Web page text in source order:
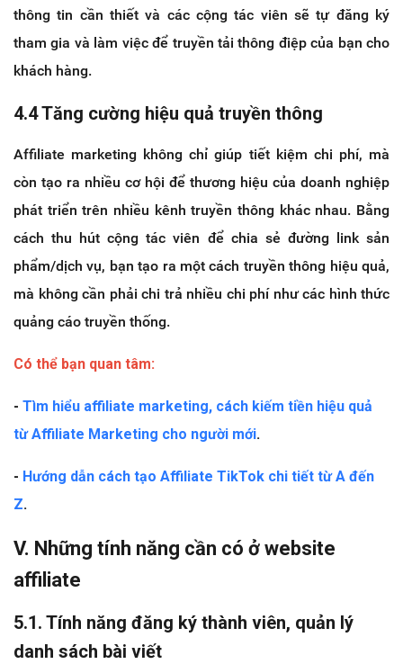
thông tin cần thiết và các cộng tác viên sẽ tự đăng ký
tham gia và làm việc để truyền tải thông điệp của bạn cho
khách hàng.
4.4 Tăng cường hiệu quả truyền thông
Affiliate marketing không chỉ giúp tiết kiệm chi phí, mà
còn tạo ra nhiều cơ hội để thương hiệu của doanh nghiệp
phát triển trên nhiều kênh truyền thông khác nhau. Bằng
cách thu hút cộng tác viên để chia sẻ đường link sản
phẩm/dịch vụ, bạn tạo ra một cách truyền thông hiệu quả,
mà không cần phải chi trả nhiều chi phí như các hình thức
quảng cáo truyền thống.
Có thể bạn quan tâm:
- Tìm hiểu affiliate marketing, cách kiếm tiền hiệu quả
từ Affiliate Marketing cho người mới.
- Hướng dẫn cách tạo Affiliate TikTok chi tiết từ A đến
Z.
V. Những tính năng cần có ở website
affiliate
5.1. Tính năng đăng ký thành viên, quản lý
danh sách bài viết